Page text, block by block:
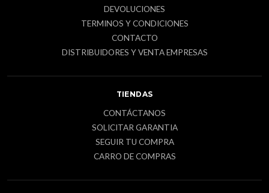
DEVOLUCIONES
TERMINOS Y CONDICIONES
CONTACTO
DISTRIBUIDORES Y VENTA EMPRESAS
TIENDAS
CONTÁCTANOS
SOLICITAR GARANTIA
SEGUIR TU COMPRA
CARRO DE COMPRAS